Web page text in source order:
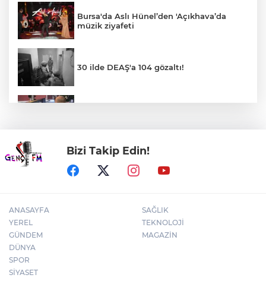
Bursa'da Aslı Hünel’den 'Açıkhava’da
müzik ziyafeti
30 ilde DEAŞ'a 104 gözaltı!
Antalya Muratpaşalı Sultanlar kenetlendi,
gözler yeni sezonda
Bizi Takip Edin!
ANASAYFA
YEREL
GÜNDEM
DÜNYA
SPOR
SİYASET
SAĞLIK
TEKNOLOJİ
MAGAZİN